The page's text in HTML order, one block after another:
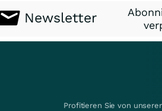
Newsletter
Profitieren Sie von